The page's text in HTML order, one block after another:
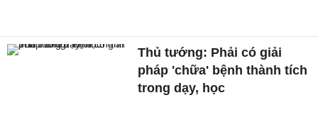
Thủ tướng: Phải có giải
pháp 'chữa' bệnh thành tích
trong dạy, học